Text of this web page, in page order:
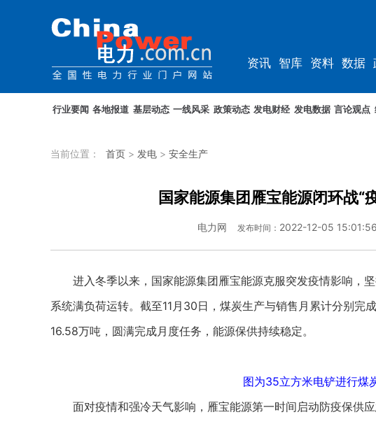
资讯 智库 资料 数据
行业要闻 各地报道 基层动态 一线风采 政策动态 发电财经 发电数据 言论观点
当前位置： 首页 > 发电 > 安全生产
国家能源集团雁宝能源闭环战“
电力网 发布时间： 2022-12-05 15:01:56
进入冬季以来，国家能源集团雁宝能源克服突发疫情影响，坚
系统满负荷运转。截至11月30日，煤炭生产与销售月累计分别
16.58万吨，圆满完成月度任务，能源保供持续稳定。
图为35立方米电铲进行煤
面对疫情和强冷天气影响，雁宝能源第一时间启动防疫保供